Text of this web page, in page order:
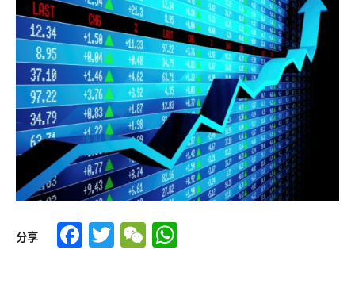
分享 Facebook
TwitterWeChat